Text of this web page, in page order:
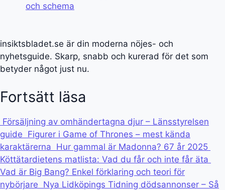
och schema
insiktsbladet.se är din moderna nöjes- och
nyhetsguide. Skarp, snabb och kurerad för det som
betyder något just nu.
Fortsätt läsa
Försäljning av omhändertagna djur – Länsstyrelsen
guide Figurer i Game of Thrones – mest kända
karaktärerna Hur gammal är Madonna? 67 år 2025
Köttätardietens matlista: Vad du får och inte får äta
Vad är Big Bang? Enkel förklaring och teori för
nybörjare Nya Lidköpings Tidning dödsannonser – Så